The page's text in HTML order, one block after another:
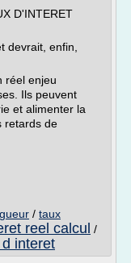
D'INTERET
devrait, enfin,
réel enjeu
Ils peuvent
et alimenter la
retards de
/ taux
reel calcul /
interet